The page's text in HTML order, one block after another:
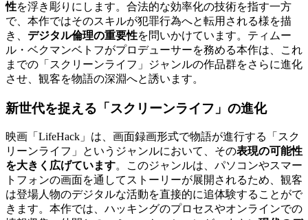
性を浮き彫りにします。合法的な効率化の技術を指す一方
で、本作ではそのスキルが犯罪行為へと転用される様を描
き、 デジタル倫理の重要性を問いかけています。ティムー
ル・ベクマンベトフがプロデューサーを務める本作は、これ
までの「スクリーンライフ」ジャンルの作品群をさらに進化
させ、観客を物語の深淵へと誘います。
新世代を捉える「スクリーンライフ」の進化
映画「LifeHack」は、画面録画形式で物語が進行する「スク
リーンライフ」というジャンルにおいて、その表現の可能性
を大きく広げています。このジャンルは、パソコンやスマー
トフォンの画面を通してストーリーが展開されるため、観客
は登場人物のデジタルな活動を直接的に追体験することがで
きます。本作では、ハッキングのプロセスやオンラインでの